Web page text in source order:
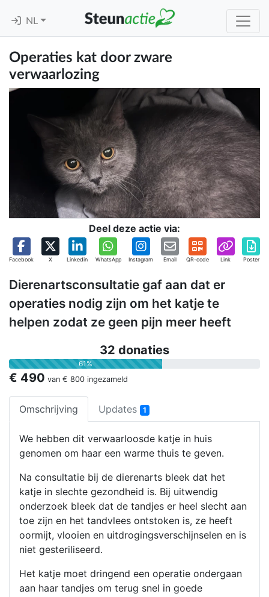
NL
Operaties kat door zware
verwaarlozing
Deel deze actie via:
Facebook X Linkedin WhatsApp Instagram Email QR-code Link Poster
Dierenartsconsultatie gaf aan dat er
operaties nodig zijn om het katje te
helpen zodat ze geen pijn meer heeft
32 donaties
61%
€ 490 van € 800 ingezameld
Omschrijving Updates 1
We hebben dit verwaarloosde katje in huis
genomen om haar een warme thuis te geven.
Na consultatie bij de dierenarts bleek dat het
katje in slechte gezondheid is. Bij uitwendig
onderzoek bleek dat de tandjes er heel slecht aan
toe zijn en het tandvlees ontstoken is, ze heeft
oormijt, vlooien en uitdrogingsverschijnselen en is
niet gesteriliseerd.
Het katje moet dringend een operatie ondergaan
aan haar tandjes om terug snel in goede